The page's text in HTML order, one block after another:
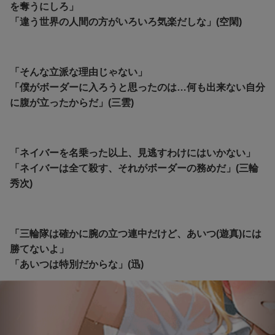
を奪うにしろ」
「違う世界の人間の方がいろいろ気楽だしな」(空閑)
「そんな立派な理由じゃない」
「僕がボーダーに入ろうと思ったのは…何も出来ない自分
に腹が立ったからだ」(三雲)
「ネイバーを名乗った以上、見逃すわけにはいかない」
「ネイバーは全て殺す、それがボーダーの務めだ」(三輪
秀次)
「三輪隊は確かに腕の立つ連中だけど、あいつ(遊真)には
勝てないよ」
「あいつは特別だからな」(迅)